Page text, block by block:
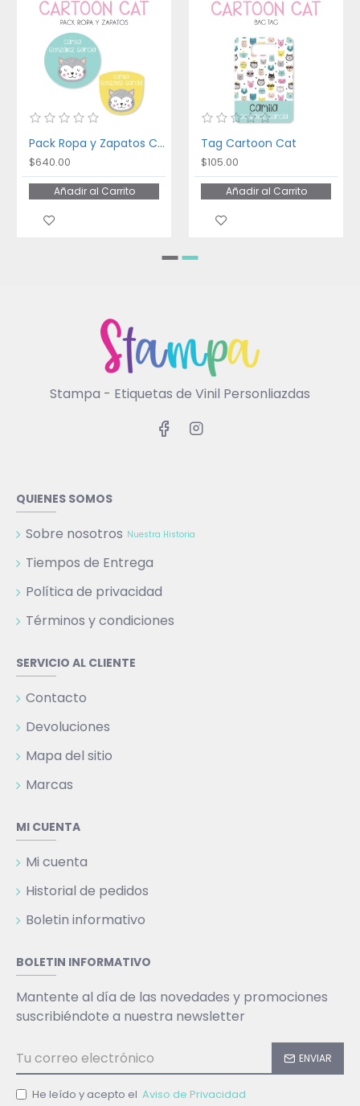
Pack Ropa y Zapatos Cartoon Cat
$640.00
Añadir al Carrito
Tag Cartoon Cat
$105.00
Añadir al Carrito
Stampa - Etiquetas de Vinil Personliazdas
QUIENES SOMOS
Sobre nosotros Nuestra Historia
Tiempos de Entrega
Política de privacidad
Términos y condiciones
SERVICIO AL CLIENTE
Contacto
Devoluciones
Mapa del sitio
Marcas
MI CUENTA
Mi cuenta
Historial de pedidos
Boletin informativo
BOLETIN INFORMATIVO
Mantente al día de las novedades y promociones
suscribiéndote a nuestra newsletter
ENVIAR
He leído y acepto el Aviso de Privacidad